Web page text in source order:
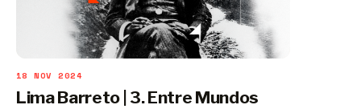
18 NOV 2024
Lima Barreto | 3. Entre Mundos